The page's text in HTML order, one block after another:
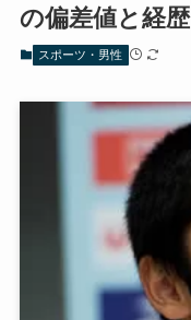
の偏差値と経歴
スポーツ・男性